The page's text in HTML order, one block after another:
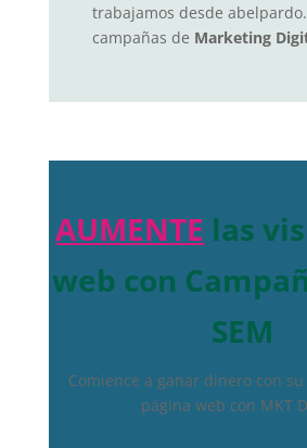
trabajamos desde
campañas de Marketing
AUMENTE las
web con
SEM
Comience a ganar dinero con
página web con MKT